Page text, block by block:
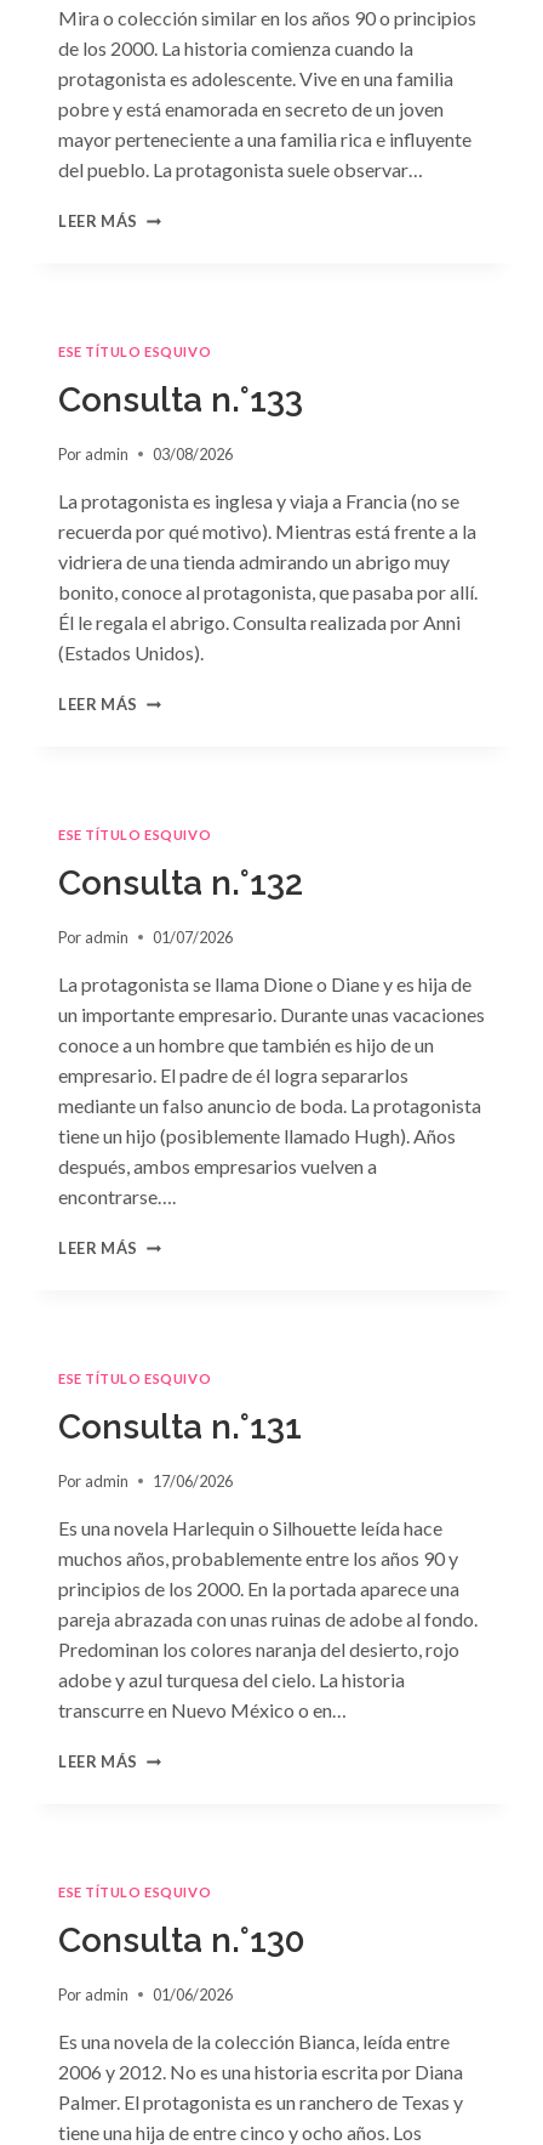
Mira o colección similar en los años 90 o principios
de los 2000. La historia comienza cuando la
protagonista es adolescente. Vive en una familia
pobre y está enamorada en secreto de un joven
mayor perteneciente a una familia rica e influyente
del pueblo. La protagonista suele observar…
LEER MÁS CONSULTA
ESE TÍTULO ESQUIVO
Consulta n.°133
Por admin 03/08/2026
La protagonista es inglesa y viaja a Francia (no se
recuerda por qué motivo). Mientras está frente a la
vidriera de una tienda admirando un abrigo muy
bonito, conoce al protagonista, que pasaba por allí.
Él le regala el abrigo. Consulta realizada por Anni
(Estados Unidos).
LEER MÁS CONSULTA
ESE TÍTULO ESQUIVO
Consulta n.°132
Por admin 01/07/2026
La protagonista se llama Dione o Diane y es hija de
un importante empresario. Durante unas vacaciones
conoce a un hombre que también es hijo de un
empresario. El padre de él logra separarlos
mediante un falso anuncio de boda. La protagonista
tiene un hijo (posiblemente llamado Hugh). Años
después, ambos empresarios vuelven a
encontrarse….
LEER MÁS CONSULTA
ESE TÍTULO ESQUIVO
Consulta n.°131
Por admin 17/06/2026
Es una novela Harlequin o Silhouette leída hace
muchos años, probablemente entre los años 90 y
principios de los 2000. En la portada aparece una
pareja abrazada con unas ruinas de adobe al fondo.
Predominan los colores naranja del desierto, rojo
adobe y azul turquesa del cielo. La historia
transcurre en Nuevo México o en…
LEER MÁS CONSULTA
ESE TÍTULO ESQUIVO
Consulta n.°130
Por admin 01/06/2026
Es una novela de la colección Bianca, leída entre
2006 y 2012. No es una historia escrita por Diana
Palmer. El protagonista es un ranchero de Texas y
tiene una hija de entre cinco y ocho años. Los